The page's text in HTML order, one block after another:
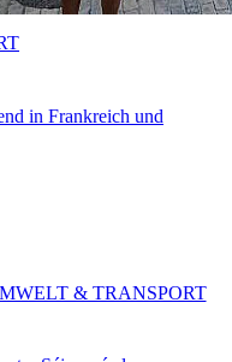
in Frankreich und
& TRANSPORT